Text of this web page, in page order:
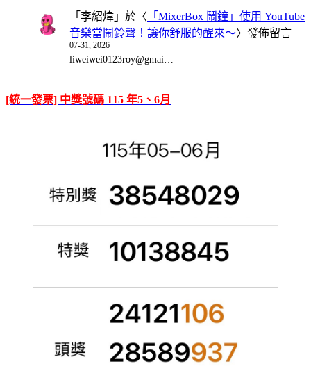
「 李紹煒 」於〈 「MixerBox 鬧鐘」使用 YouTube
音樂當鬧鈴聲！讓你舒服的醒來～〉發佈留言
07-31, 2026
liweiwei0123roy@gmai…
[統一發票] 中獎號碼 115 年5、6月